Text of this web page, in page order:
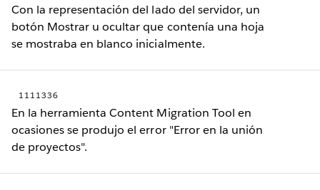
Con la representación del lado del servidor, un
botón Mostrar u ocultar que contenía una hoja
se mostraba en blanco inicialmente.
1111336
En la herramienta Content Migration Tool en
ocasiones se produjo el error "Error en la unión
de proyectos".